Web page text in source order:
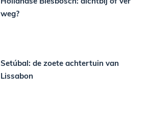
weg?
Setúbal: de zoete achtertuin van
Lissabon